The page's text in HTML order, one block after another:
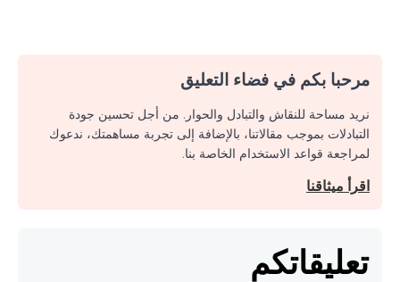
مرحبا بكم في فضاء التعليق
نريد مساحة للنقاش والتبادل والحوار. من أجل تحسين جودة
التبادلات بموجب مقالاتنا، بالإضافة إلى تجربة مساهمتك، ندعوك
لمراجعة قواعد الاستخدام الخاصة بنا.
اقرأ ميثاقنا
تعليقاتكم